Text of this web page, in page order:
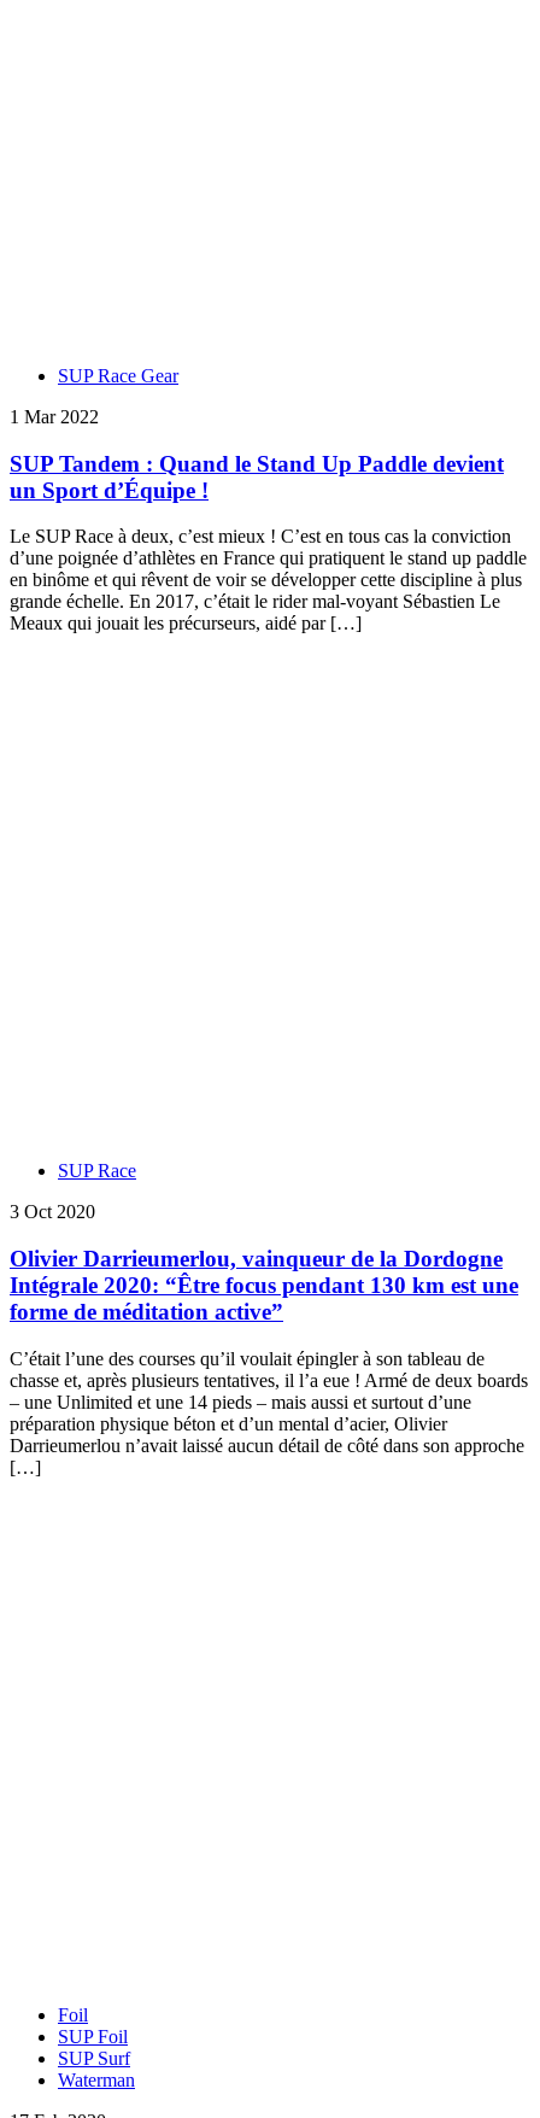
SUP Race Gear
1 Mar 2022
SUP Tandem : Quand le Stand Up Paddle devient
un Sport d’Équipe !
Le SUP Race à deux, c’est mieux ! C’est en tous cas la conviction
d’une poignée d’athlètes en France qui pratiquent le stand up paddle
en binôme et qui rêvent de voir se développer cette discipline à plus
grande échelle. En 2017, c’était le rider mal-voyant Sébastien Le
Meaux qui jouait les précurseurs, aidé par […]
SUP Race
3 Oct 2020
Olivier Darrieumerlou, vainqueur de la Dordogne
Intégrale 2020: “Être focus pendant 130 km est une
forme de méditation active”
C’était l’une des courses qu’il voulait épingler à son tableau de
chasse et, après plusieurs tentatives, il l’a eue ! Armé de deux boards
– une Unlimited et une 14 pieds – mais aussi et surtout d’une
préparation physique béton et d’un mental d’acier, Olivier
Darrieumerlou n’avait laissé aucun détail de côté dans son approche
[…]
Foil
SUP Foil
SUP Surf
Waterman